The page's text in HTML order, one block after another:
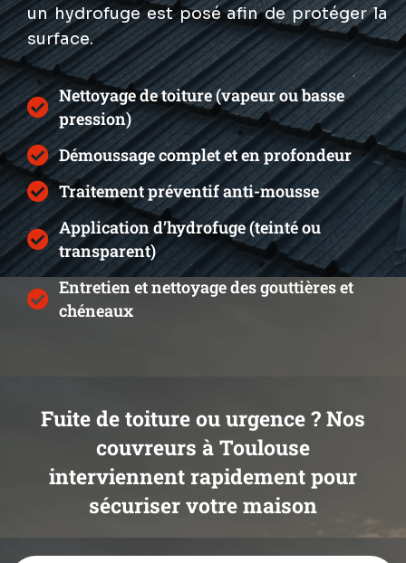
un hydrofuge est posé afin de protéger la
surface.
Nettoyage de toiture (vapeur ou basse
pression)
Démoussage complet et en profondeur
Traitement préventif anti-mousse
Application d’hydrofuge (teinté ou
transparent)
Entretien et nettoyage des gouttières et
chéneaux
Fuite de toiture ou urgence ? Nos
couvreurs à Toulouse
interviennent rapidement pour
sécuriser votre maison